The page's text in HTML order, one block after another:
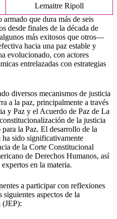
Lemaitre Ripoll
que dura más de seis
desde finales de la década de
más exitosos que otros—
hacia una paz estable y
evolucionado, con actores
entrelazadas con estrategias
diversos mecanismos de justicia
a la paz, principalmente a través
y Paz y el Acuerdo de Paz de La
de la justicia
la Paz. El desarrollo de la
sido significativamente
de la Corte Constitucional
de Derechos Humanos, así
en la materia.
a participar con reflexiones
siguientes aspectos de la
(JEP):